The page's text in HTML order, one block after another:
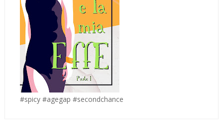
#spicy #agegap #secondchance